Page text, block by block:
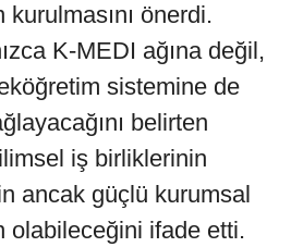
kurulmasını önerdi.
K-MEDI ağına değil,
sistemine de
belirten
iş birliklerinin
ancak güçlü kurumsal
olabileceğini ifade etti.